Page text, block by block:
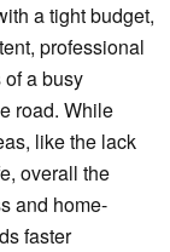
a tight budget,
professional
a busy
road. While
like the lack
overall the
and home-
faster